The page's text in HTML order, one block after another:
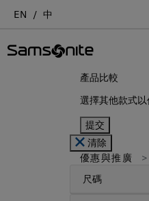
EN 中
產品比較
選擇其他款式以
提交
清除
優惠與推廣
尺碼